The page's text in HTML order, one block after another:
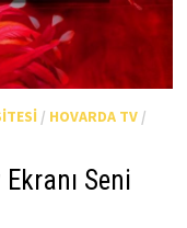
/ HOVARDA TV/
Seni